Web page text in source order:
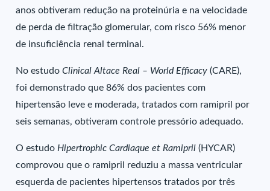
anos obtiveram redução na proteinúria e na velocidade
de perda de filtração glomerular, com risco 56% menor
de insuficiência renal terminal.
No estudo Clinical Altace Real – World Efficacy (CARE),
foi demonstrado que 86% dos pacientes com
hipertensão leve e moderada, tratados com ramipril por
seis semanas, obtiveram controle pressório adequado.
O estudo Hipertrophic Cardiaque et Ramipril (HYCAR)
comprovou que o ramipril reduziu a massa ventricular
esquerda de pacientes hipertensos tratados por três